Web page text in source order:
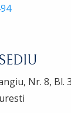
Nr. 8, Bl.